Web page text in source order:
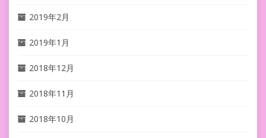
2019年2月
2019年1月
2018年12月
2018年11月
2018年10月